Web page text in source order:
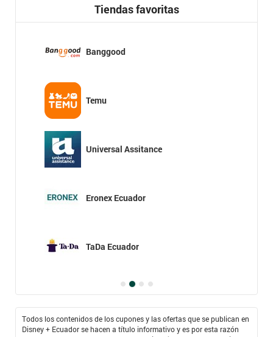
Tiendas favoritas
Banggood
Temu
Universal Assitance
Eronex Ecuador
TaDa Ecuador
Todos los contenidos de los cupones y las ofertas que se publican en
Disney + Ecuador se hacen a título informativo y es por esta razón